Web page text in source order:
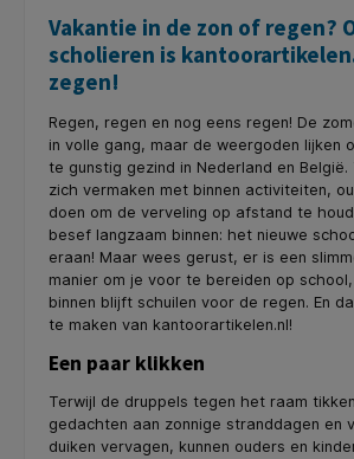
Vakantie in de zon of regen?
scholieren is
zegen!
Regen, regen en nog eens regen! De
in volle gang, maar de weergoden lijken
te gunstig gezind in Nederland en
zich vermaken met binnen activiteiten,
doen om de verveling op afstand te
besef langzaam binnen: het nieuwe
eraan! Maar wees gerust, er is een
manier om je voor te bereiden op
binnen blijft schuilen voor de regen. En
te maken van kantoorartikelen.nl!
Een paar klikken
Terwijl de druppels tegen het raam
gedachten aan zonnige stranddagen en
duiken vervagen, kunnen ouders en